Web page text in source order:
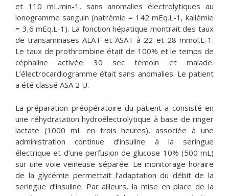
et 110 mL.min-1, sans anomalies électrolytiques au
ionogramme sanguin (natrémie = 142 mEq.L-1, kaliémie
= 3,6 mEq.L-1). La fonction hépatique montrait des taux
de transaminases ALAT et ASAT à 22 et 28 mmol.L-1.
Le taux de prothrombine était de 100% et le temps de
céphaline activée 30 sec témoin et malade.
L’électrocardiogramme était sans anomalies. Le patient
a été classé ASA 2 U.
La préparation préopératoire du patient a consisté en
une réhydratation hydroélectrolytique à base de ringer
lactate (1000 mL en trois heures), associée à une
administration continue d’insuline à la seringue
électrique et d’une perfusion de glucose 10% (500 mL)
sur une voie veineuse séparée. Le monitorage horaire
de la glycémie permettait l’adaptation du débit de la
seringue d’insuline. Par ailleurs, la mise en place de la